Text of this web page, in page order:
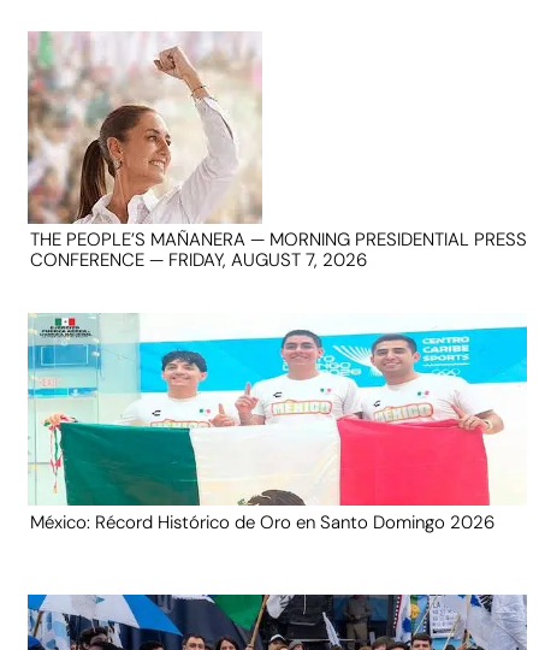
THE PEOPLE’S MAÑANERA — MORNING PRESIDENTIAL PRESS
CONFERENCE — FRIDAY, AUGUST 7, 2026
México: Récord Histórico de Oro en Santo Domingo 2026